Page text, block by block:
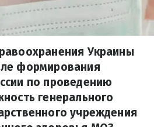
Украины
формирования
по проведению
генерального
учреждения